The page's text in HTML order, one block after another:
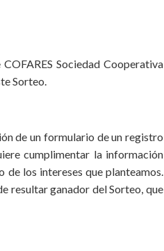
Sociedad Cooperativa
Sorteo.
de un formulario de un registro
cumplimentar la información
los intereses que planteamos.
resultar ganador del Sorteo, que